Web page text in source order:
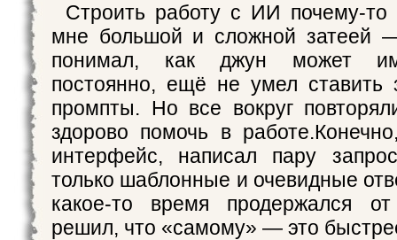
Строить работу с ИИ почему-то
мне большой и сложной затеей
понимал, как джун может им
постоянно, ещё не умел ставить
промпты. Но все вокруг
здорово помочь в
интерфейс, написал пару
только шаблонные и очевидные
какое-то время продержался
решил, что «самому» — это